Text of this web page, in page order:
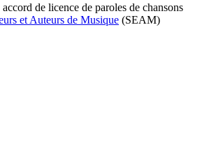
de licence de paroles de chansons
et Auteurs de Musique (SEAM)